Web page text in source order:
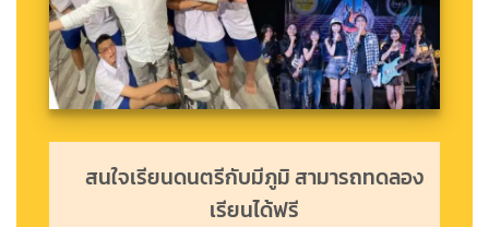
สนใจเรียนดนตรีกับมีภูมิ สามารถทดลอง
เรียนได้ฟรี